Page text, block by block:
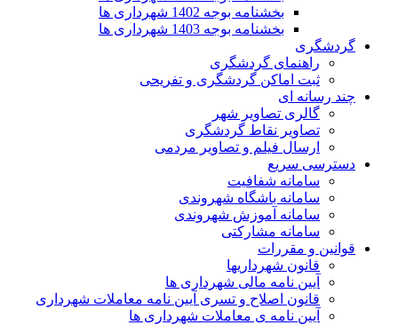
بخشنامه بوجه 1402 شهرداری ها
بخشنامه بوجه 1403 شهرداری ها
گردشگری
راهنمای گردشگری
ثبت اماکن گردشگری و تفریحی
چند رسانه ای
گالری تصاویر شهر
تصاویر نقاط گردشگری
ارسال فیلم و تصاویر مردمی
دسترسی سریع
سامانه شفافیت
سامانه باشگاه شهروندی
سامانه آموزش شهروندی
سامانه مشارکتی
قوانین و مقررات
قانون شهرداریها
آیین نامه مالی شهرداری ها
قانون اصلاح و تسری آیین نامه معاملات شهرداری
آیین نامه ی معاملات شهرداری ها